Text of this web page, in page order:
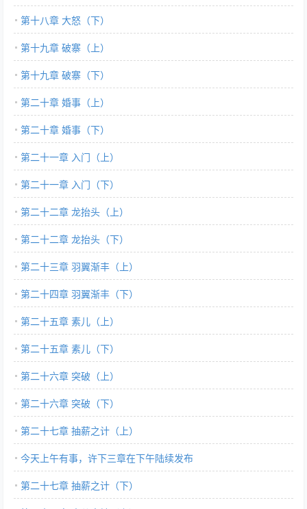
第十八章 大怒（下）
第十九章 破寨（上）
第十九章 破寨（下）
第二十章 婚事（上）
第二十章 婚事（下）
第二十一章 入门（上）
第二十一章 入门（下）
第二十二章 龙抬头（上）
第二十二章 龙抬头（下）
第二十三章 羽翼渐丰（上）
第二十四章 羽翼渐丰（下）
第二十五章 素儿（上）
第二十五章 素儿（下）
第二十六章 突破（上）
第二十六章 突破（下）
第二十七章 抽薪之计（上）
今天上午有事，许下三章在下午陆续发布
第二十七章 抽薪之计（下）